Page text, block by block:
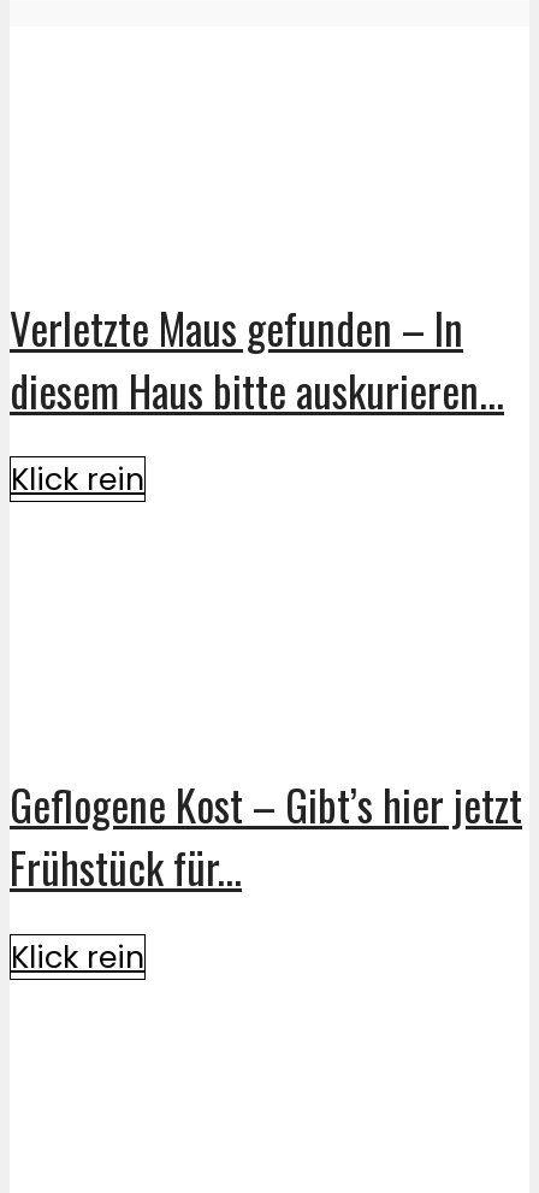
Verletzte Maus gefunden – In
diesem Haus bitte auskurieren...
Klick rein
Geflogene Kost – Gibt’s hier jetzt
Frühstück für...
Klick rein